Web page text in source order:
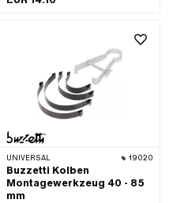
UNIVERSAL 19020
Buzzetti Kolben
Montagewerkzeug 40 - 85
mm